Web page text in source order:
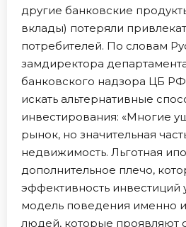
другие банковские
вклады) потеряли
потребителей. По словам
замдиректора
банковского надзора ЦБ
искать альтернативные
инвестирования: «Многие
рынок, но значительная
недвижимость. Льготная
дополнительное плечо,
эффективность инвестиций
модель поведения именно
людей, которые проявляют